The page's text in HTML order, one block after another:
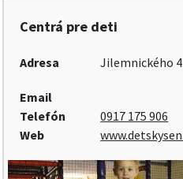
Centrá pre deti
Adresa Jilemnického
Email
Telefón
0917 175 906
Web